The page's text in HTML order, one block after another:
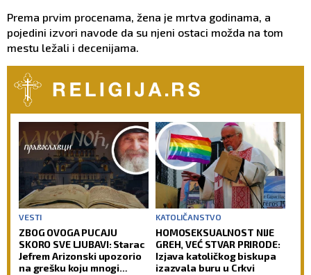
Prema prvim procenama, žena je mrtva godinama, a
pojedini izvori navode da su njeni ostaci možda na tom
mestu ležali i decenijama.
VESTI
ZBOG OVOGA PUCAJU
SKORO SVE LJUBAVI: Starac
Jefrem Arizonski upozorio
na grešku koju mnogi
KATOLIČANSTVO
HOMOSEKSUALNOST NIJE
GREH, VEĆ STVAR PRIRODE:
Izjava katoličkog biskupa
izazvala buru u Crkvi